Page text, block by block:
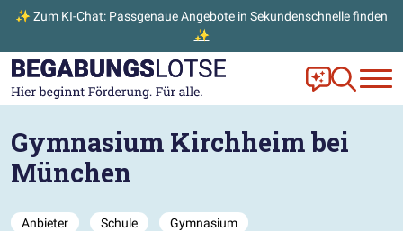
✨ Zum KI-Chat: Passgenaue Angebote in Sekundenschnelle finden
✨
Zum Hauptinhalt der Seite springen
Zur Startseite gehen Frag Ella!
Zur
Gymnasium Kirchheim bei
München
Anbieter Schule Gymnasium